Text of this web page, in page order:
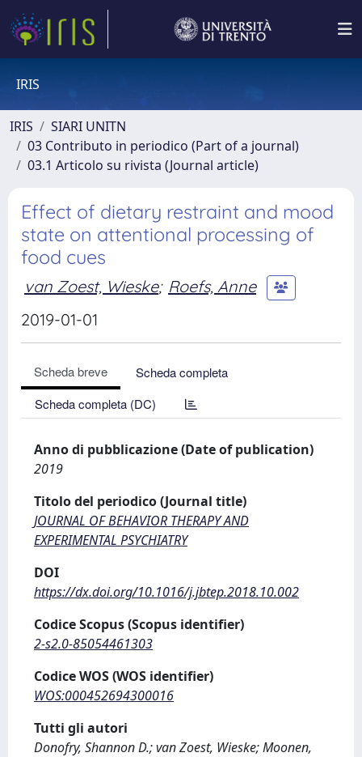
IRIS
IRIS
SIARI UNITN
03 Contributo in periodico (Part of a journal)
03.1 Articolo su rivista (Journal article)
Effect of dietary restraint and mood
state on attentional processing of
food cues
van Zoest, Wieske; Roefs, Anne
2019-01-01
Scheda breve
Scheda completa
Scheda completa (DC)
Anno di pubblicazione (Date of publication)
2019
Titolo del periodico (Journal title)
JOURNAL OF BEHAVIOR THERAPY AND
EXPERIMENTAL PSYCHIATRY
DOI
https://dx.doi.org/10.1016/j.jbtep.2018.10.002
Codice Scopus (Scopus identifier)
2-s2.0-85054461303
Codice WOS (WOS identifier)
WOS:000452694300016
Tutti gli autori
Donofry, Shannon D.; van Zoest, Wieske; Moonen,